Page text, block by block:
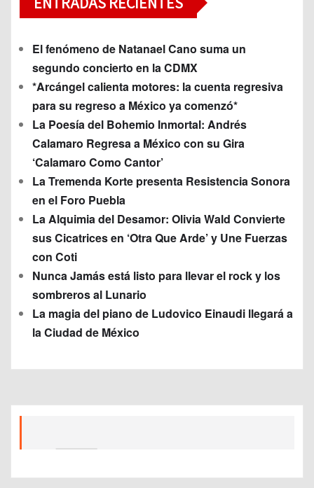
El fenómeno de Natanael Cano suma un
segundo concierto en la CDMX
*Arcángel calienta motores: la cuenta regresiva
para su regreso a México ya comenzó*
La Poesía del Bohemio Inmortal: Andrés
Calamaro Regresa a México con su Gira
‘Calamaro Como Cantor’
La Tremenda Korte presenta Resistencia Sonora
en el Foro Puebla
La Alquimia del Desamor: Olivia Wald Convierte
sus Cicatrices en ‘Otra Que Arde’ y Une Fuerzas
con Coti
Nunca Jamás está listo para llevar el rock y los
sombreros al Lunario
La magia del piano de Ludovico Einaudi llegará a
la Ciudad de México